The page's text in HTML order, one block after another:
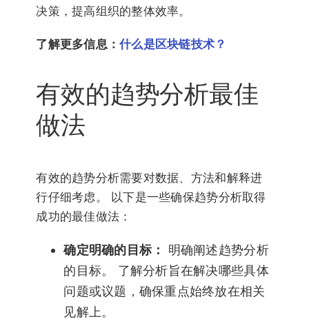
决策，提高组织的整体效率。
了解更多信息：什么是区块链技术？
有效的趋势分析最佳
做法
有效的趋势分析需要对数据、方法和解释进
行仔细考虑。 以下是一些确保趋势分析取得
成功的最佳做法：
确定明确的目标： 明确阐述趋势分析
的目标。 了解分析旨在解决哪些具体
问题或议题，确保重点始终放在相关
见解上。